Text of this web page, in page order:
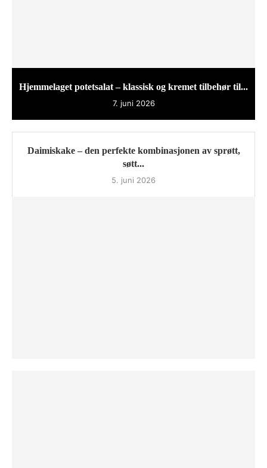
Hjemmelaget potetsalat – klassisk og kremet tilbehør til...
7. juni 2026
Daimiskake – den perfekte kombinasjonen av sprøtt,
søtt...
5. juni 2026